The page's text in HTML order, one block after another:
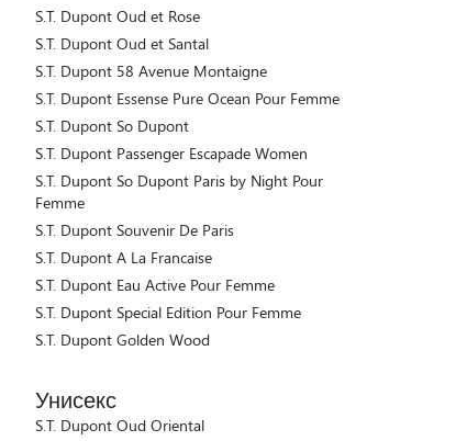
S.T. Dupont Oud et Rose
S.T. Dupont Oud et Santal
S.T. Dupont 58 Avenue Montaigne
S.T. Dupont Essense Pure Ocean Pour Femme
S.T. Dupont So Dupont
S.T. Dupont Passenger Escapade Women
S.T. Dupont So Dupont Paris by Night Pour
Femme
S.T. Dupont Souvenir De Paris
S.T. Dupont A La Francaise
S.T. Dupont Eau Active Pour Femme
S.T. Dupont Special Edition Pour Femme
S.T. Dupont Golden Wood
Унисекс
S.T. Dupont Oud Oriental